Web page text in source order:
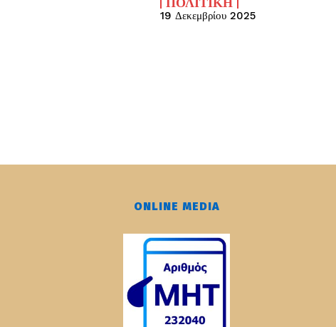
19 Δεκεμβρίου 2025
ONLINE MEDIA